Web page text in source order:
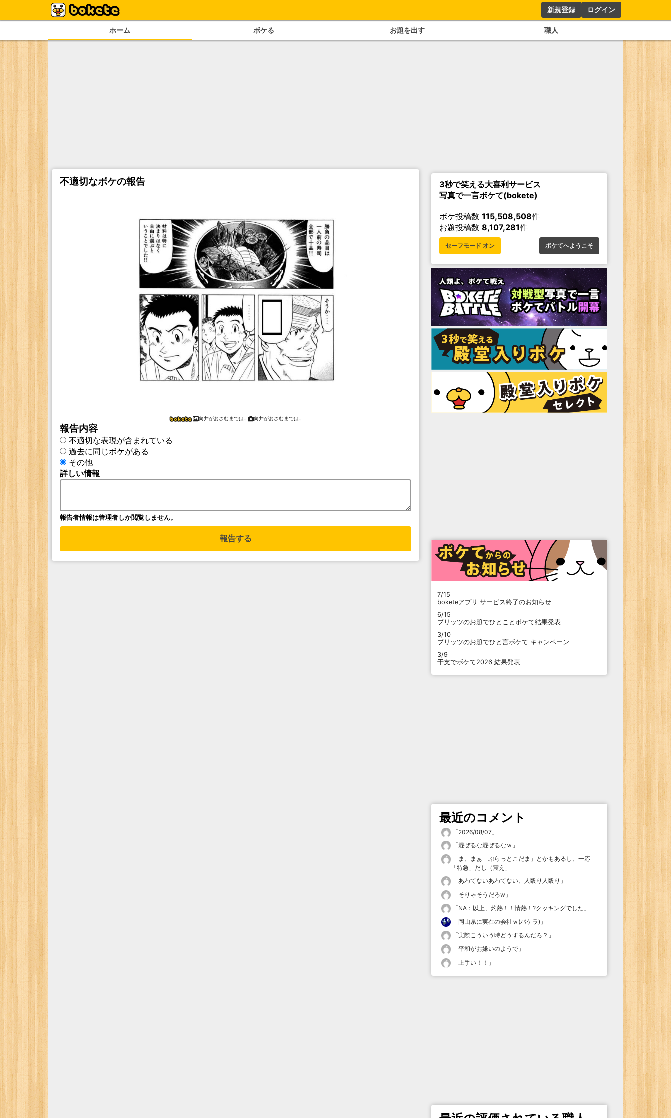
新規登録 ログイン
ホーム ボケる お題を出す 職人
不適切なボケの報告
向井がおさむまでは… 向井がおさむまでは…
報告内容
不適切な表現が含まれている
過去に同じボケがある
その他
詳しい情報
報告者情報は管理者しか閲覧しません。
報告する
3秒で笑える大喜利サービス
写真で一言ボケて(bokete)
ボケ投稿数 115,508,508件
お題投稿数 8,107,281件
セーフモード オン ボケてへようこそ
7/15
boketeアプリ サービス終了のお知らせ
6/15
プリッツのお題でひとことボケて結果発表
3/10
プリッツのお題でひと言ボケて キャンペーン
3/9
干支でボケて2026 結果発表
最近のコメント
「2026/08/07 」
「混ぜるな混ぜるなｗ 」
「 ま、まぁ「ぷらっとこだま」とかもあるし、一応
「特急」だし（震え 」
「あわてないあわてない、人殴り人殴り 」
「そりゃそうだろw 」
「NA：以上、灼熱！！情熱！?クッキングでした 」
「岡山県に実在の会社ｗ(バケラ) 」
「実際こういう時どうするんだろ？ 」
「平和がお嫌いのようで 」
「 上手い！！ 」